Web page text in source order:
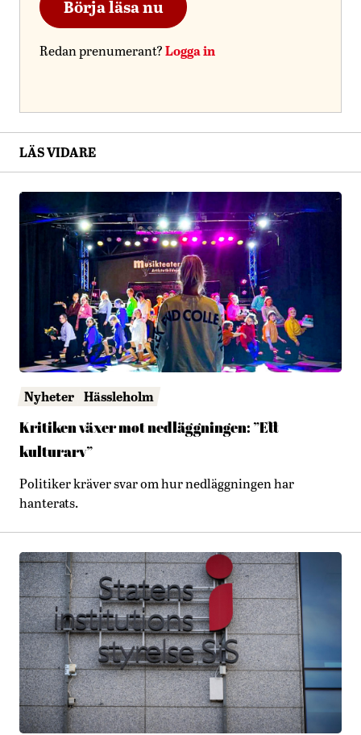
Börja läsa nu
Redan prenumerant?Logga in
LÄS VIDARE
Nyheter Hässleholm
Kritiken växer mot nedläggningen: ”Ett
kulturarv”
Politiker kräver svar om hur nedläggningen har
hanterats.